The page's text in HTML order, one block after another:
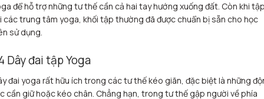
để hỗ trợ những tư thế cần cả hai tay hướng xuống đất. Còn khi
các trung tâm yoga, khối tập thường đã được chuẩn bị sẵn cho học
sử dụng.
Dây đai tập Yoga
đai yoga rất hữu ích trong các tư thế kéo giãn, đặc biệt là những
cần giữ hoặc kéo chân. Chẳng hạn, trong tư thế gập người về phía